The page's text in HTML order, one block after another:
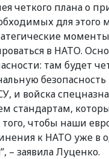
четкого плана о
для этого
в НАТО.
там будет
и войска
стандартам,
чтобы наши
к НАТО уже в
– заявила Луценко.